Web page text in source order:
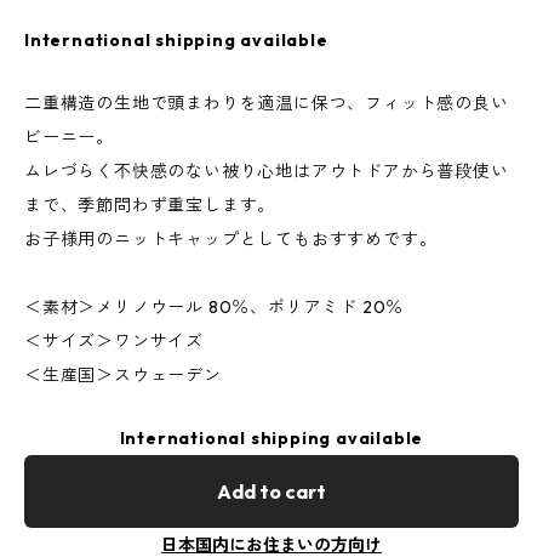
International shipping available
二重構造の生地で頭まわりを適温に保つ、フィット感の良い
ビーニー。
ムレづらく不快感のない被り心地はアウトドアから普段使い
まで、季節問わず重宝します。
お子様用のニットキャップとしてもおすすめです。
＜素材＞メリノウール 80％、ポリアミド 20％
＜サイズ＞ワンサイズ
＜生産国＞スウェーデン
International shipping available
Add to cart
日本国内にお住まいの方向け